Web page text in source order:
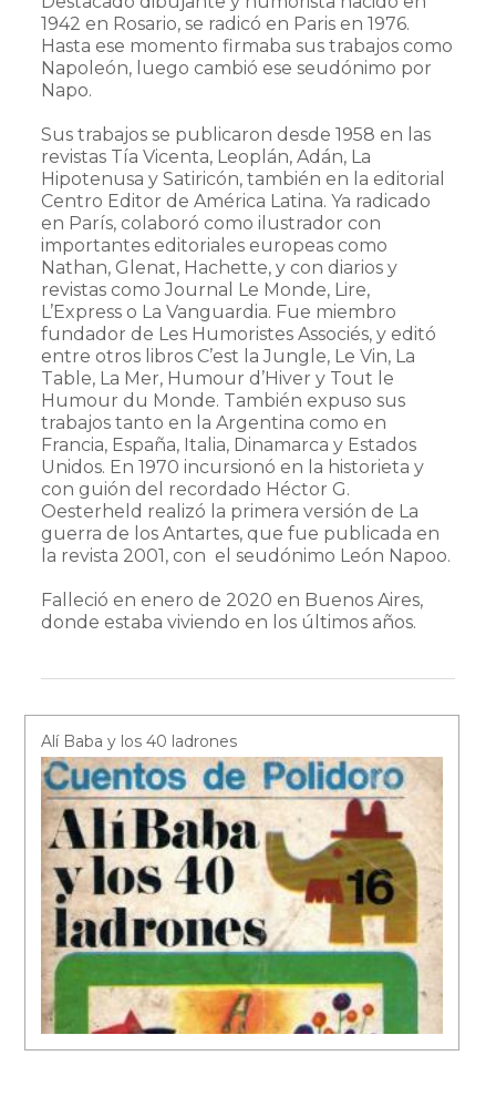
1942 en Rosario, se radicó en Paris en 1976.
Hasta ese momento firmaba sus trabajos como
Napoleón, luego cambió ese seudónimo por
Napo.
Sus trabajos se publicaron desde 1958 en las
revistas Tía Vicenta, Leoplán, Adán, La
Hipotenusa y Satiricón, también en la editorial
Centro Editor de América Latina. Ya radicado
en París, colaboró como ilustrador con
importantes editoriales europeas como
Nathan, Glenat, Hachette, y con diarios y
revistas como Journal Le Monde, Lire,
L’Express o La Vanguardia. Fue miembro
fundador de Les Humoristes Associés, y editó
entre otros libros C’est la Jungle, Le Vin, La
Table, La Mer, Humour d’Hiver y Tout le
Humour du Monde. También expuso sus
trabajos tanto en la Argentina como en
Francia, España, Italia, Dinamarca y Estados
Unidos. En 1970 incursionó en la historieta y
con guión del recordado Héctor G.
Oesterheld realizó la primera versión de La
guerra de los Antartes, que fue publicada en
la revista 2001, con el seudónimo León Napoo.
Falleció en enero de 2020 en Buenos Aires,
donde estaba viviendo en los últimos años.
Alí Baba y los 40 ladrones